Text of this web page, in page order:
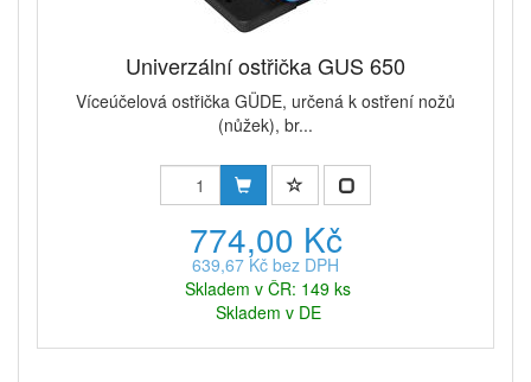
Univerzální ostřička GUS 650
Víceúčelová ostřička GÜDE, určená k ostření nožů
(nůžek), br...
774,00 Kč
639,67 Kč bez DPH
Skladem v ČR: 149 ks
Skladem v DE